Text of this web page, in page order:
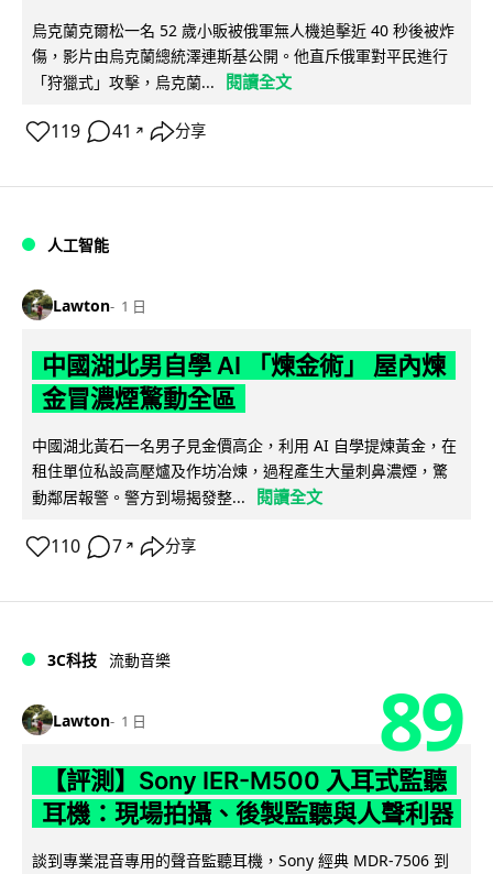
烏克蘭克爾松一名 52 歲小販被俄軍無人機追擊近 40 秒後被炸
傷，影片由烏克蘭總統澤連斯基公開。他直斥俄軍對平民進行
「狩獵式」攻擊，烏克蘭...
閱讀全文
119 41 ↗ 分享
人工智能
Lawton 1 日
中國湖北男自學 AI 「煉金術」 屋內煉
金冒濃煙驚動全區
中國湖北黃石一名男子見金價高企，利用 AI 自學提煉黃金，在
租住單位私設高壓爐及作坊冶煉，過程產生大量刺鼻濃煙，驚
動鄰居報警。警方到場揭發整...
閱讀全文
110 7 ↗ 分享
3C科技 流動音樂
Lawton 1 日 89
【評測】Sony IER-M500 入耳式監聽
耳機：現場拍攝、後製監聽與人聲利器
談到專業混音專用的聲音監聽耳機，Sony 經典 MDR-7506 到